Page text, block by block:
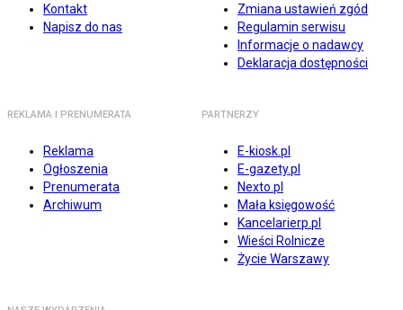
Kontakt
Napisz do nas
Zmiana ustawień zgód
Regulamin serwisu
Informacje o nadawcy
Deklaracja dostępności
REKLAMA I PRENUMERATA
Reklama
Ogłoszenia
Prenumerata
Archiwum
PARTNERZY
E-kiosk.pl
E-gazety.pl
Nexto.pl
Mała księgowość
Kancelarierp.pl
Wieści Rolnicze
Życie Warszawy